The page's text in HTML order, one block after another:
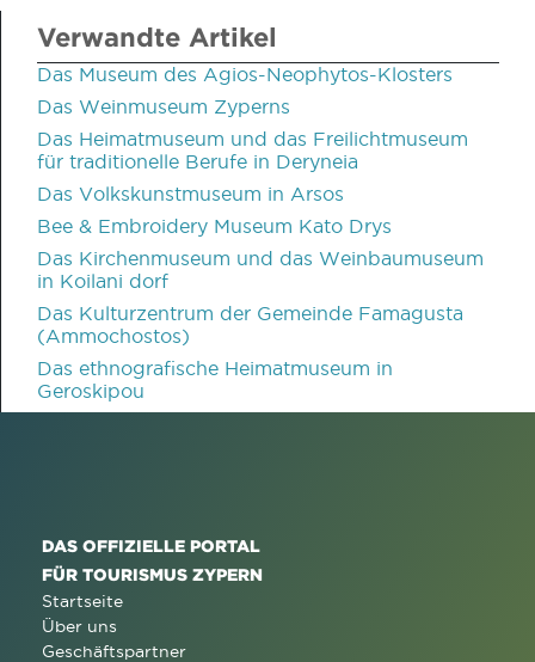
Verwandte Artikel
Das Museum des Agios-Neophytos-Klosters
Das Weinmuseum Zyperns
Das Heimatmuseum und das Freilichtmuseum
für traditionelle Berufe in Deryneia
Das Volkskunstmuseum in Arsos
Bee & Embroidery Museum Kato Drys
Das Kirchenmuseum und das Weinbaumuseum
in Koilani dorf
Das Kulturzentrum der Gemeinde Famagusta
(Ammochostos)
Das ethnografische Heimatmuseum in
Geroskipou
DAS OFFIZIELLE PORTAL
FÜR TOURISMUS ZYPERN
Startseite
Über uns
Geschäftspartner